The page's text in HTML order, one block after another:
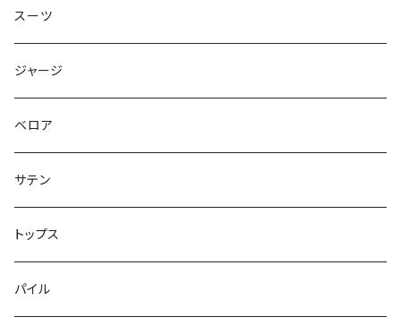
スーツ
ジャージ
ベロア
サテン
トップス
パイル